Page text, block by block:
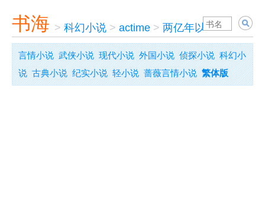
书海 > 科幻小说 > actime > 两亿年以前的宇宙
言情小说 武侠小说 现代小说 外国小说 侦探小说 科幻小
说 古典小说 纪实小说 轻小说 蔷薇言情小说 繁体版